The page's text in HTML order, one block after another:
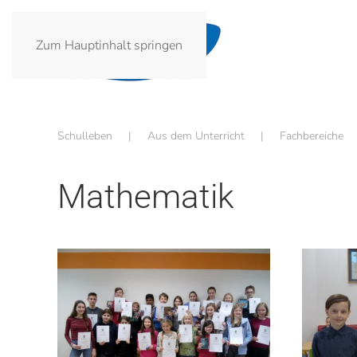
Zum Hauptinhalt springen
Schulleben Aus dem Unterricht Fachbereiche
Mathematik